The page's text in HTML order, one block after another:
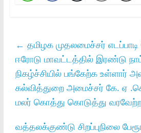
← தமிழக முதலமைச்சர் எடப்பாடி
ஈரோடு மாவட்டத்தில் இரண்டு
நிகழ்ச்சியில் பங்கேற்க உள்ளார்
கல்வித்துறை அமைச்சர் கே. ஏ
மலர் கொத்து கொடுத்து
வத்தலக்குண்டு சிறப்புநிலை